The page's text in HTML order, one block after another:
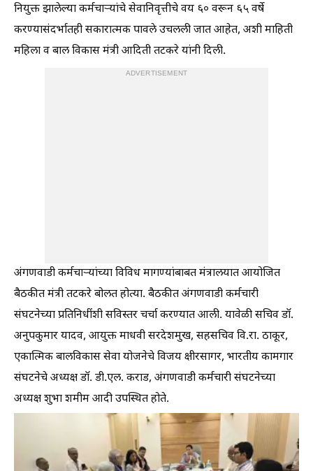
नियुक्त झालेल्या कर्मचाऱ्यांचे सेवानिवृत्तीचे वय ६० वरून ६५ वर्षे
करण्यासंदर्भातही सकारात्मक पावले उचलली जात आहेत, अशी माहिती
महिला व बाल विकास मंत्री आदिती तटकरे यांनी दिली.
ADVERTISEMENT
अंगणवाडी कर्मचाऱ्यांच्या विविध मागण्यांबाबत मंत्रालयात आयोजित
बैठकीत मंत्री तटकरे बोलत होत्या. बैठकीत अंगणवाडी कर्मचारी
संघटनेच्या प्रतिनिधींशी सविस्तर चर्चा करण्यात आली. यावेळी सचिव डॉ.
अनुपकुमार यादव, आयुक्त माधवी सरदेशमुख, सहसचिव वि.रा. ठाकूर,
एकात्मिक बालविकास सेवा योजनेचे विजय क्षीरसागर, भारतीय कामगार
संघटनेचे अध्यक्ष डॉ. डी.एल. कराड, अंगणवाडी कर्मचारी संघटनेच्या
अध्यक्ष शुभा शमीम आदी उपस्थित होते.